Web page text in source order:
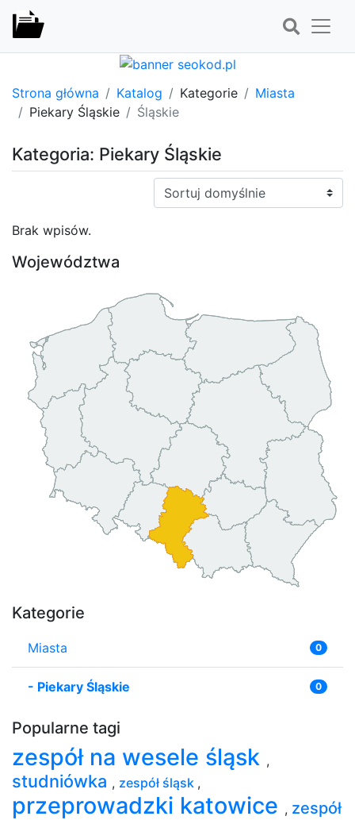
Strona główna Katalog Kategorie
Miasta
Piekary Śląskie
Śląskie
Kategoria: Piekary Śląskie
Sortuj:
Brak wpisów.
Województwa
Kategorie
Miasta 0
- Piekary Śląskie 0
Popularne tagi
zespół na wesele śląsk ,
studniówka , zespół śląsk ,
przeprowadzki katowice , zespół